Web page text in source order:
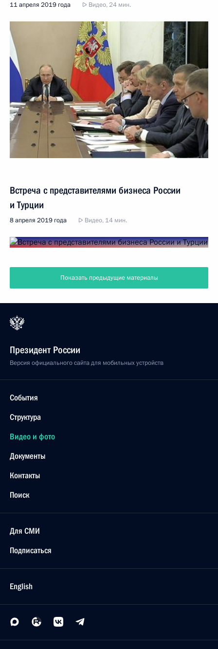
11 апреля 2019 года Видео, 24 мин.
Встреча с представителями бизнеса России
и Турции
8 апреля 2019 года Видео, 14 мин.
Показать предыдущие материалы
Президент России
Версия официального сайта для мобильных устройств
События
Структура
Видео и фото
Документы
Контакты
Поиск
Для СМИ
Подписаться
English